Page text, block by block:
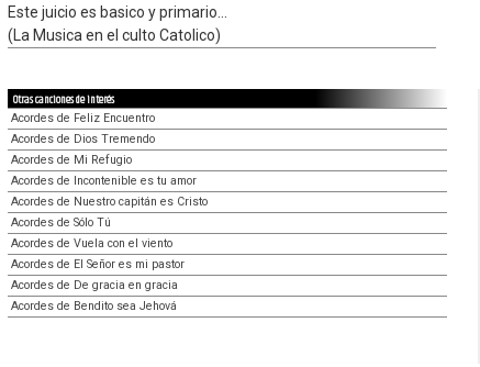
Este juicio es basico y primario...
(La Musica en el culto Catolico)
Otras canciones de interés
Acordes de Feliz Encuentro
Acordes de Dios Tremendo
Acordes de Mi Refugio
Acordes de Incontenible es tu amor
Acordes de Nuestro capitán es Cristo
Acordes de Sólo Tú
Acordes de Vuela con el viento
Acordes de El Señor es mi pastor
Acordes de De gracia en gracia
Acordes de Bendito sea Jehová